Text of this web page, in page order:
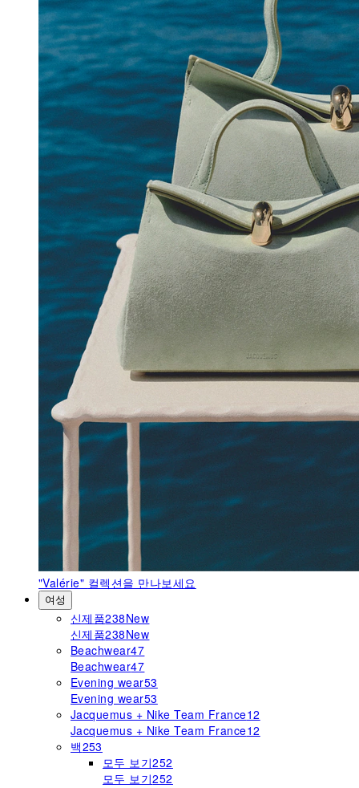
"Valérie" 컬렉션을 만나보세요
여성
신제품238New
신제품238New
Beachwear47
Beachwear47
Evening wear53
Evening wear53
Jacquemus + Nike Team France12
Jacquemus + Nike Team France12
백253
모두 보기252
모두 보기252